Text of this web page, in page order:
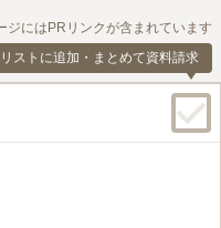
ジにはPRリンクが含まれています
ストに追加・まとめて資料請求